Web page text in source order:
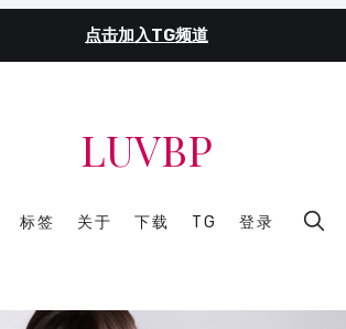
点击加入TG频道
LUVBP
标签 关于 下载 TG 登录